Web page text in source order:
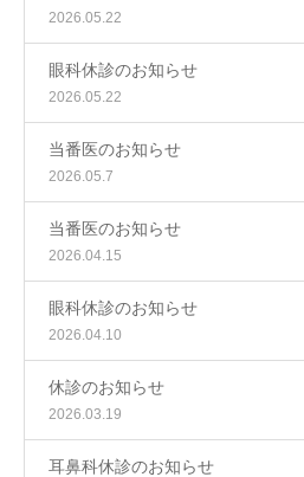
2026.05.22
眼科休診のお知らせ
2026.05.22
当番医のお知らせ
2026.05.7
当番医のお知らせ
2026.04.15
眼科休診のお知らせ
2026.04.10
休診のお知らせ
2026.03.19
耳鼻科休診のお知らせ